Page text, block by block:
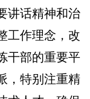
讲话精神和治
工作理念，改
干部的重要平
，特别注重精